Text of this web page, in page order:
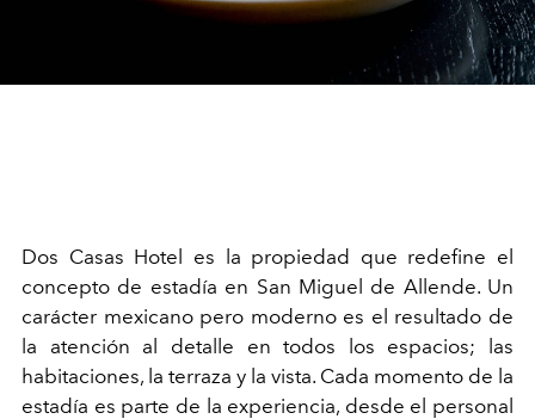
Dos Casas Hotel es la propiedad que redefine el
concepto de estadía en San Miguel de Allende. Un
carácter mexicano pero moderno es el resultado de
la atención al detalle en todos los espacios; las
habitaciones, la terraza y la vista. Cada momento de la
estadía es parte de la experiencia, desde el personal